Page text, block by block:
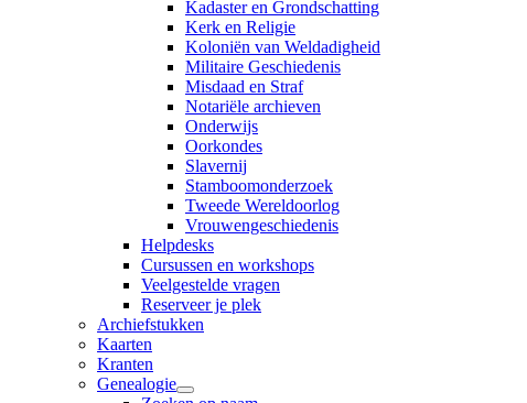
Kadaster en Grondschatting
Kerk en Religie
Koloniën van Weldadigheid
Militaire Geschiedenis
Misdaad en Straf
Notariële archieven
Onderwijs
Oorkondes
Slavernij
Stamboomonderzoek
Tweede Wereldoorlog
Vrouwengeschiedenis
Helpdesks
Cursussen en workshops
Veelgestelde vragen
Reserveer je plek
Archiefstukken
Kaarten
Kranten
Genealogie